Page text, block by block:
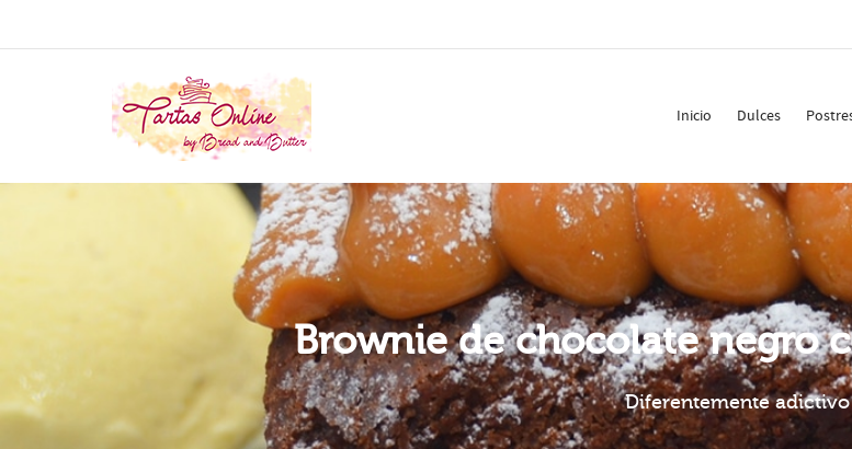
Inicio Dulces
Brownie de chocolate negro
Diferentemente adictivo